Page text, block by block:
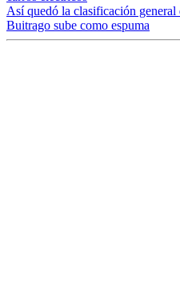
Así quedó la clasificación
Buitrago sube como espuma